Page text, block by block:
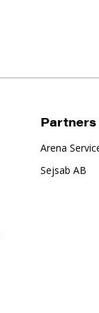
Partners
Arena
Sejsab AB